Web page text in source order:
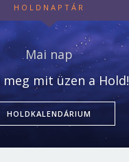
HOLDNAPTÁR
Mai nap
meg mit üzen a Hold!
HOLDKALENDÁRIUM